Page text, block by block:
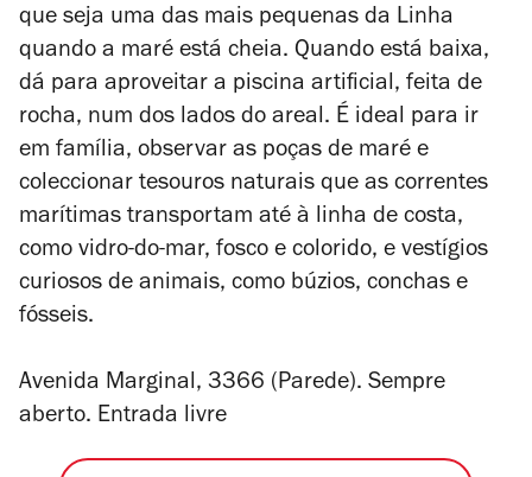
que seja uma das mais pequenas da Linha
quando a maré está cheia. Quando está baixa,
dá para aproveitar a piscina artificial, feita de
rocha, num dos lados do areal. É ideal para ir
em família, observar as poças de maré e
coleccionar tesouros naturais que as correntes
marítimas transportam até à linha de costa,
como vidro-do-mar, fosco e colorido, e vestígios
curiosos de animais, como búzios, conchas e
fósseis.
Avenida Marginal, 3366 (Parede). Sempre
aberto. Entrada livre